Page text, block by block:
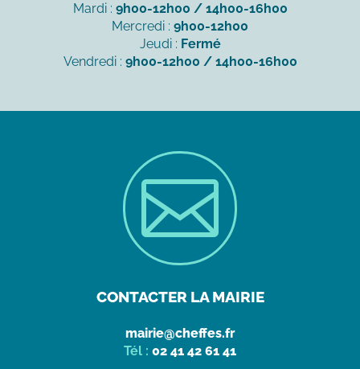
Mardi : 9h00-12h00 / 14h00-16h00
Mercredi : 9h00-12h00
Jeudi : Fermé
Vendredi : 9h00-12h00 / 14h00-16h00

CONTACTER LA MAIRIE
mairie@cheffes.fr
Tél : 02 41 42 61 41